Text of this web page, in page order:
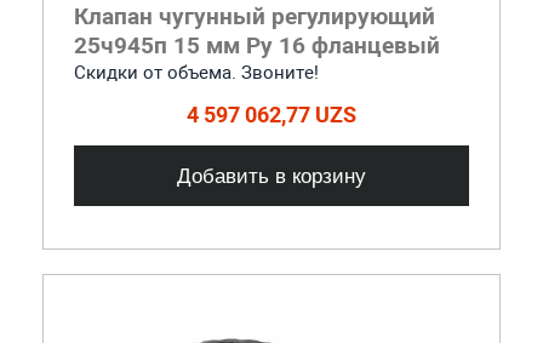
Клапан чугунный регулирующий
25ч945п 15 мм Ру 16 фланцевый
Скидки от объема. Звоните!
4 597 062,77 UZS
Добавить в корзину